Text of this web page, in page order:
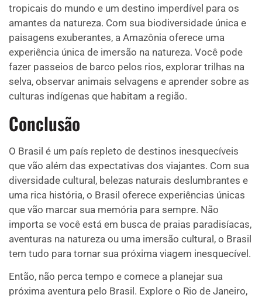
tropicais do mundo e um destino imperdível para os
amantes da natureza. Com sua biodiversidade única e
paisagens exuberantes, a Amazônia oferece uma
experiência única de imersão na natureza. Você pode
fazer passeios de barco pelos rios, explorar trilhas na
selva, observar animais selvagens e aprender sobre as
culturas indígenas que habitam a região.
Conclusão
O Brasil é um país repleto de destinos inesquecíveis
que vão além das expectativas dos viajantes. Com sua
diversidade cultural, belezas naturais deslumbrantes e
uma rica história, o Brasil oferece experiências únicas
que vão marcar sua memória para sempre. Não
importa se você está em busca de praias paradisíacas,
aventuras na natureza ou uma imersão cultural, o Brasil
tem tudo para tornar sua próxima viagem inesquecível.
Então, não perca tempo e comece a planejar sua
próxima aventura pelo Brasil. Explore o Rio de Janeiro,